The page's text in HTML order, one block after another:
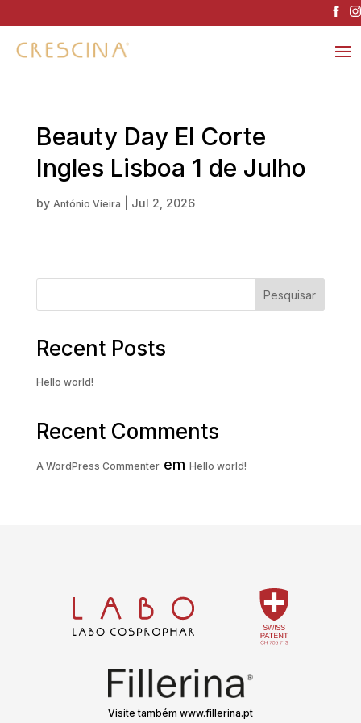
Beauty Day El Corte
Ingles Lisboa 1 de Julho
by António Vieira Jul 2, 2026
Pesquisar
Recent Posts
Hello world!
Recent Comments
A WordPress Commenterem Hello world!
Visite também www.fillerina.pt